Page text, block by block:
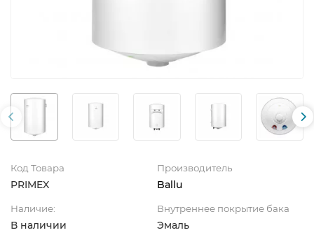
Код Товара
PRIMEX
Производитель
Ballu
Наличие:
В наличии
Внутреннее покрытие бака
Эмаль